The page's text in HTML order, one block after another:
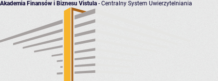
Akademia Finansów i Biznesu Vistula - Centralny System Uwierzytelniania